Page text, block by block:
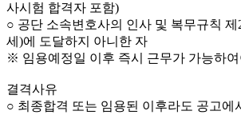
사시험 합격자 포함)
○ 공단 소속변호사의 인사 및 복무규칙 제
세)에 도달하지 아니한 자
※ 임용예정일 이후 즉시 근무가 가능하
결격사유
○ 최종합격 또는 임용된 이후라도 공고에